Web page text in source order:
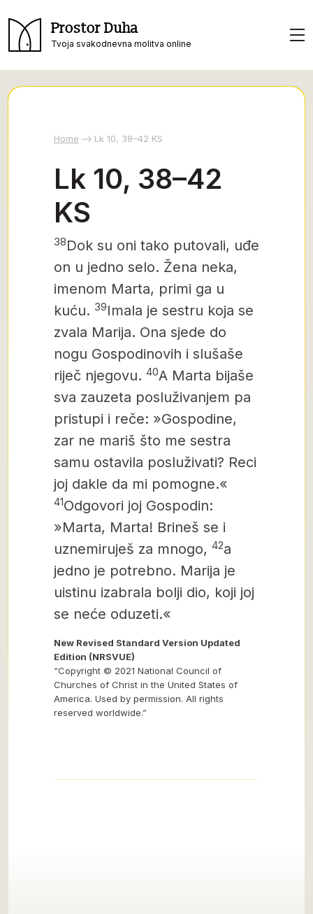
Prostor Duha
Tvoja svakodnevna molitva online
Home Lk 10, 38–42 KS
Lk 10, 38–42
KS
38Dok su oni tako putovali, uđe
on u jedno selo. Žena neka,
imenom Marta, primi ga u
kuću. 39Imala je sestru koja se
zvala Marija. Ona sjede do
nogu Gospodinovih i slušaše
riječ njegovu. 40A Marta bijaše
sva zauzeta posluživanjem pa
pristupi i reče: »Gospodine,
zar ne mariš što me sestra
samu ostavila posluživati? Reci
joj dakle da mi pomogne.«
41Odgovori joj Gospodin:
»Marta, Marta! Brineš se i
uznemiruješ za mnogo, 42a
jedno je potrebno. Marija je
uistinu izabrala bolji dio, koji joj
se neće oduzeti.«
New Revised Standard Version Updated
Edition (NRSVUE)
“Copyright © 2021 National Council of
Churches of Christ in the United States of
America. Used by permission. All rights
reserved worldwide.”